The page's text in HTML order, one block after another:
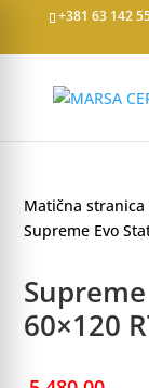
+381 63 142
Matična stranica
Supreme Evo
60×120